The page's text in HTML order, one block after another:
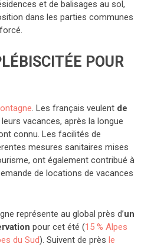
et de balisages au sol,
dans les parties communes
POUR
. Les français veulent de
vacances, après la longue
connu. Les facilités de
mesures sanitaires mises
ont également contribué à
de locations de vacances
représente au global près d’un
pour cet été (15 % Alpes
du Sud). Suivent de près le